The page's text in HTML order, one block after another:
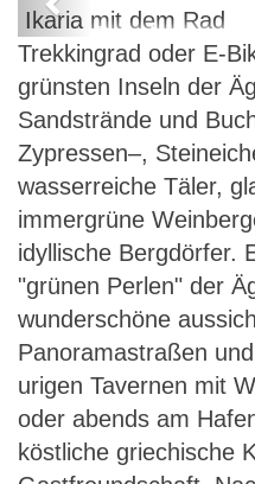
Griechenland –
& Ikaria
Trekkingrad oder E-
grünsten Inseln der
Sandstrände und
Zypressen–,
wasserreiche Täler,
immergrüne
idyllische Bergdörfer.
"grünen Perlen" der
wunderschöne
Panoramastraßen
urigen Tavernen mit
oder abends am
köstliche griechische